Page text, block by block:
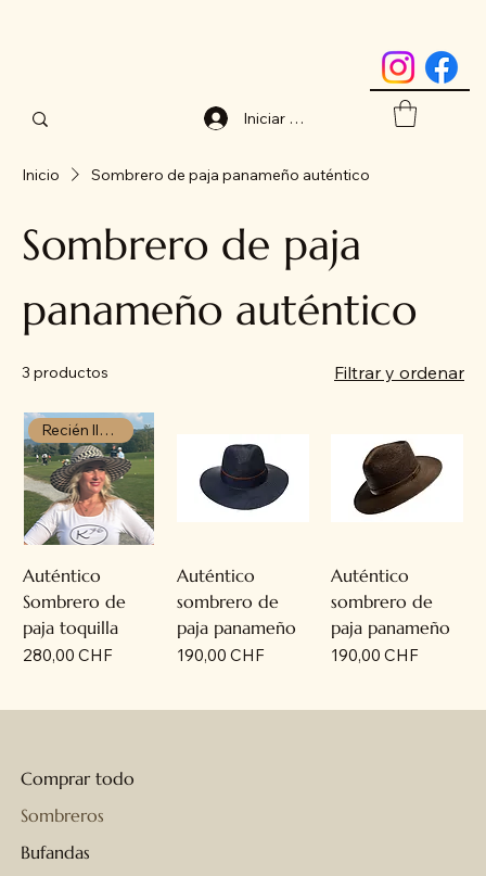
Iniciar sesión
Inicio Sombrero de paja panameño auténtico
Sombrero de paja
panameño auténtico
3 productos Filtrar y ordenar
Recién llegado
Auténtico
Sombrero de
paja toquilla
Precio
280,00 CHF
Auténtico
sombrero de
paja panameño
Precio
190,00 CHF
Auténtico
sombrero de
paja panameño
Precio
190,00 CHF
Comprar todo
Sombreros
Bufandas